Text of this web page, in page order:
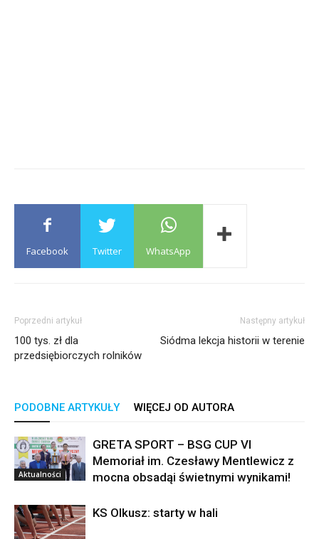
Facebook Twitter WhatsApp
Poprzedni artykuł
100 tys. zł dla
przedsiębiorczych rolników
Następny artykuł
Siódma lekcja historii w terenie
PODOBNE ARTYKUŁY WIĘCEJ OD AUTORA
Aktualności
GRETA SPORT – BSG CUP VI
Memoriał im. Czesławy Mentlewicz z
mocna obsadąi świetnymi wynikami!
KS Olkusz: starty w hali